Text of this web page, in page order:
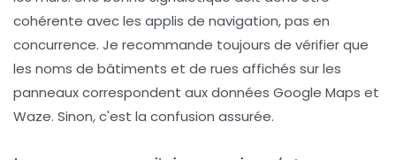
cohérente avec les applis de navigation, pas en
concurrence. Je recommande toujours de vérifier que
les noms de bâtiments et de rues affichés sur les
panneaux correspondent aux données Google Maps et
Waze. Sinon, c'est la confusion assurée.